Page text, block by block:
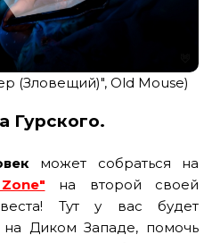
(Зловещий)", Old Mouse)
Гурского.
может собраться на
на второй своей
Тут у вас будет
на Диком Западе, помочь